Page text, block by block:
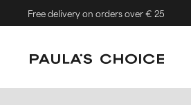
Free delivery on orders over € 25